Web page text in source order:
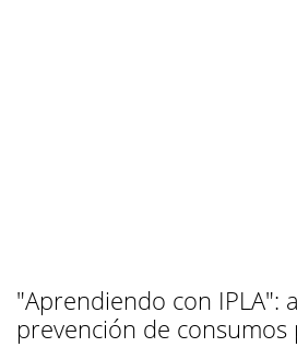
"Aprendiendo con IPLA":
prevención de